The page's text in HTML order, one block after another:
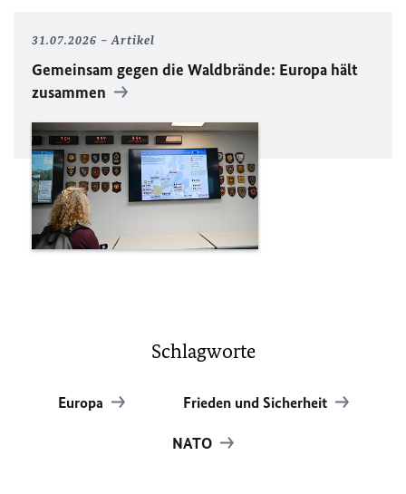
31.07.2026 Artikel
Gemeinsam gegen die Waldbrände: Europa hält
zusammen
Schlagworte
Europa Frieden und Sicherheit
NATO